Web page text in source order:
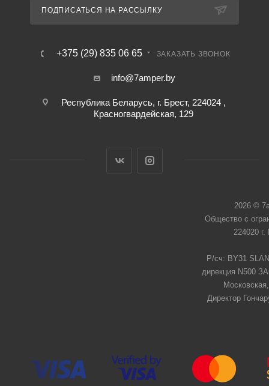
ПОДПИСАТЬСЯ НА РАССЫЛКУ
+375 (29) 835 06 65 ЗАКАЗАТЬ ЗВОНОК
info@7amper.by
Республика Беларусь, г. Брест, 224024 ,
Красногвардейская, 129
2026 ©
Общество с
224020
Р/сч: BY31
дирекция N500
Директор